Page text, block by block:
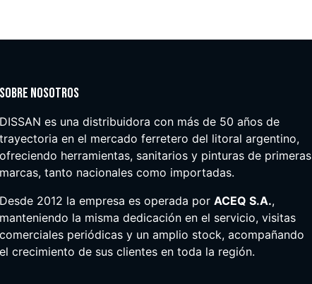
Sobre nosotros
DISSAN es una distribuidora con más de 50 años de
trayectoria en el mercado ferretero del litoral argentino,
ofreciendo herramientas, sanitarios y pinturas de primeras
marcas, tanto nacionales como importadas.
Desde 2012 la empresa es operada por ACEQ S.A.,
manteniendo la misma dedicación en el servicio, visitas
comerciales periódicas y un amplio stock, acompañando
el crecimiento de sus clientes en toda la región.